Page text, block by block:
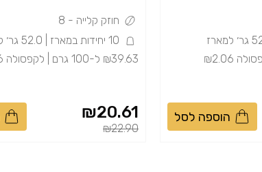
הוספה לסל
חוזק קלייה - 8
₪39.63 ל-100 גרם | לקפסולה ₪2.06
Price reduced from
₪22.90
to
₪20.61